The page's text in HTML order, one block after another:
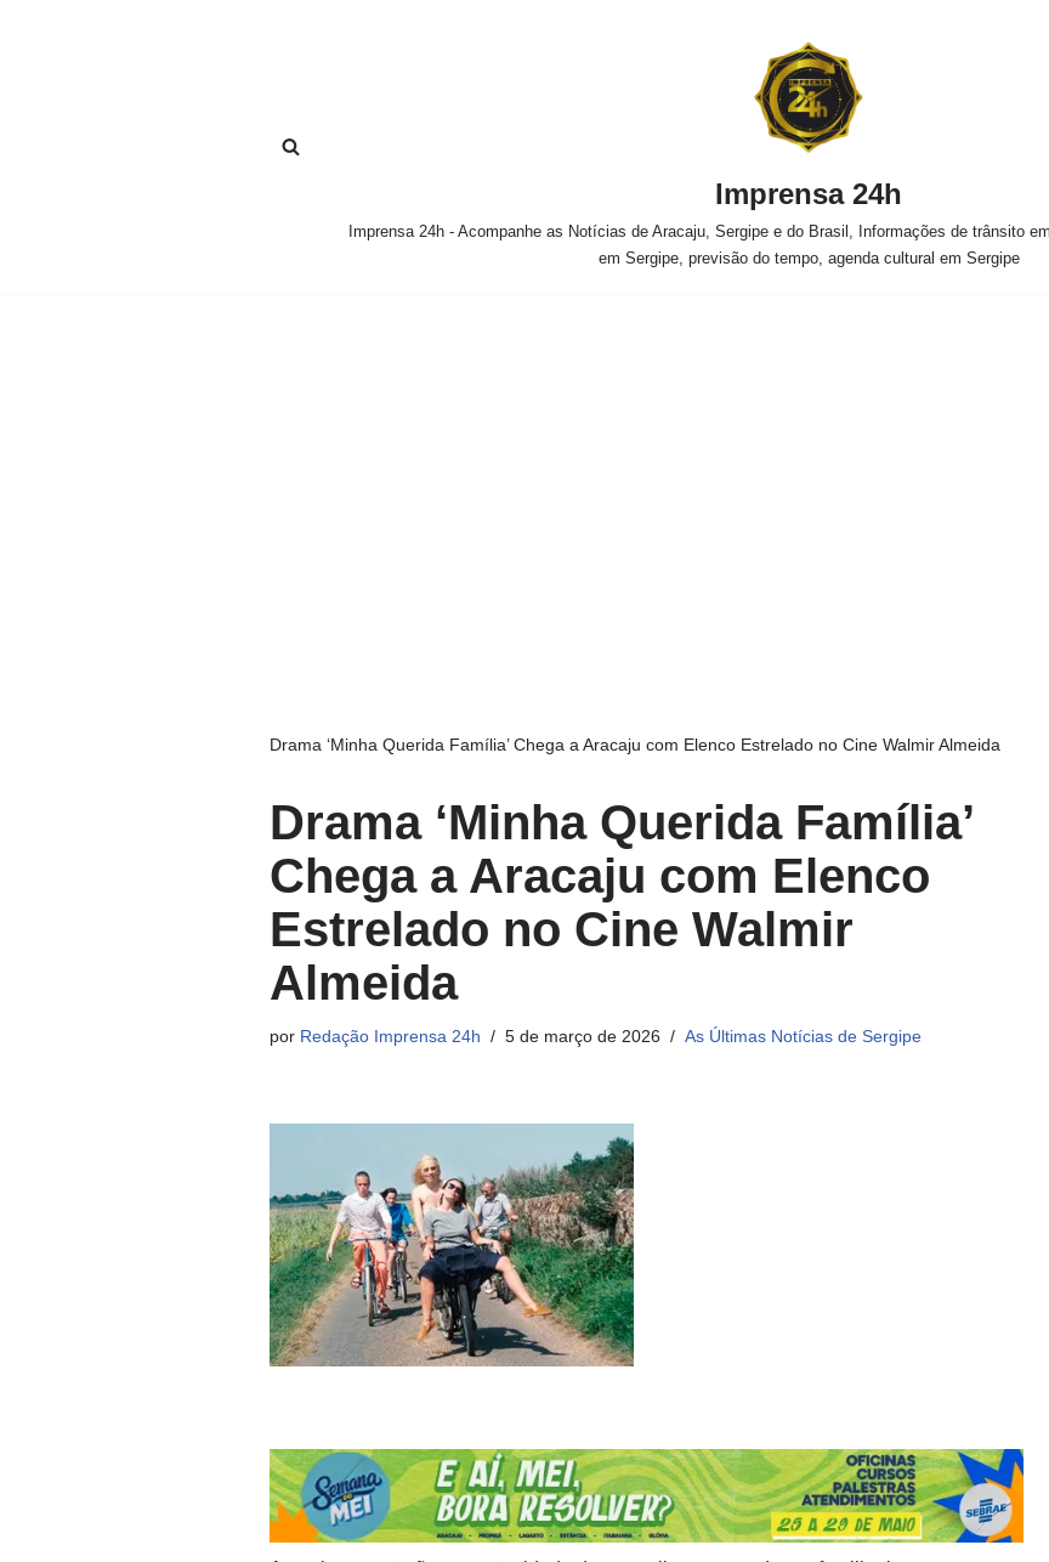
Imprensa 24h
Imprensa 24h - Acompanhe as Notícias de Aracaju, Sergipe e do Brasil, Informações de trânsito
em Sergipe, previsão do tempo, agenda cultural em Sergipe
Drama ‘Minha Querida Família’ Chega a Aracaju com Elenco Estrelado no Cine Walmir Almeida
Drama ‘Minha Querida Família’
Chega a Aracaju com Elenco
Estrelado no Cine Walmir
Almeida
por Redação Imprensa 24h 5 de março de 2026 As Últimas Notícias de Sergipe